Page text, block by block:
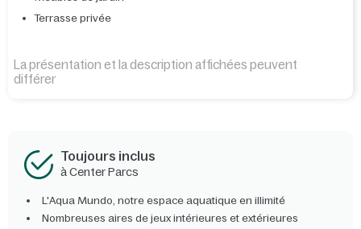
Terrasse privée
La présentation et la description affichées peuvent
différer
Toujours inclus
à Center Parcs
L'Aqua Mundo, notre espace aquatique en illimité
Nombreuses aires de jeux intérieures et extérieures